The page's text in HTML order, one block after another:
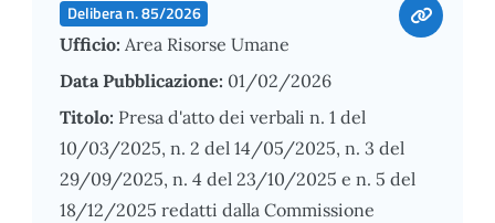
Delibera n. 85/2026
Ufficio: Area Risorse Umane
Data Pubblicazione: 01/02/2026
Titolo: Presa d'atto dei verbali n. 1 del
10/03/2025, n. 2 del 14/05/2025, n. 3 del
29/09/2025, n. 4 del 23/10/2025 e n. 5 del
18/12/2025 redatti dalla Commissione